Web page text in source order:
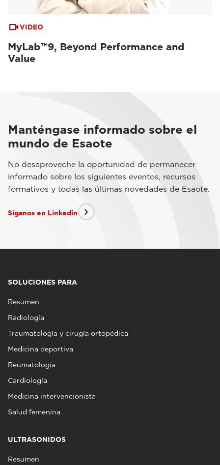
VIDEO
MyLab™9, Beyond Performance and
Value
Manténgase informado sobre el
mundo de Esaote
No desaproveche la oportunidad de permanecer
informado sobre los siguientes eventos, recursos
formativos y todas las últimas novedades de Esaote.
Síganos en Linkedin
SOLUCIONES PARA
Resumen
Radiología
Traumatología y cirugía ortopédica
Medicina deportiva
Reumatología
Cardiología
Medicina intervencionista
Salud femenina
ULTRASONIDOS
Resumen